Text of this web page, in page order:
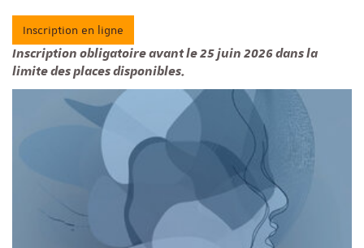
Inscription en ligne
Inscription obligatoire avant le 25 juin 2026 dans la
limite des places disponibles.